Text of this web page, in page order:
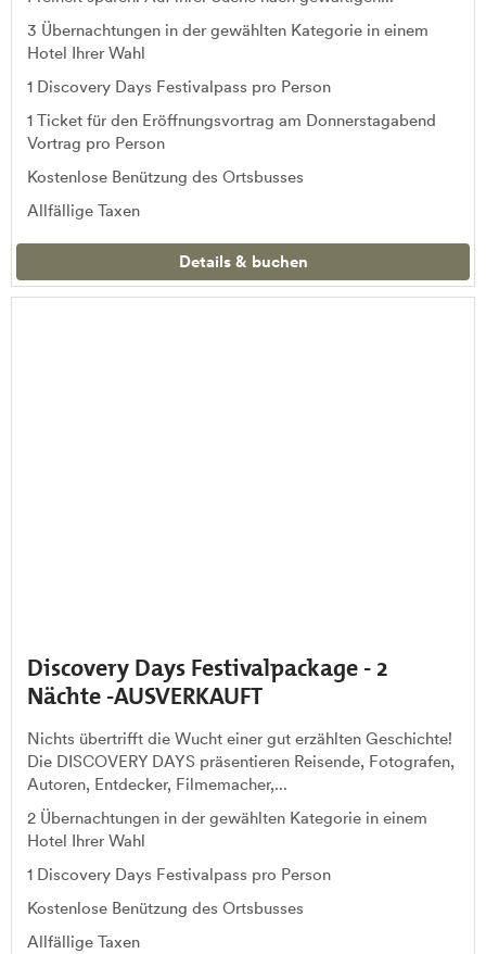
3 Übernachtungen in der gewählten Kategorie in einem
Hotel Ihrer Wahl
1 Discovery Days Festivalpass pro Person
1 Ticket für den Eröffnungsvortrag am Donnerstagabend
Vortrag pro Person
Kostenlose Benützung des Ortsbusses
Allfällige Taxen
Details & buchen
Discovery Days Festivalpackage - 2
Nächte -AUSVERKAUFT
Nichts übertrifft die Wucht einer gut erzählten Geschichte!
Die DISCOVERY DAYS präsentieren Reisende, Fotografen,
Autoren, Entdecker, Filmemacher,...
2 Übernachtungen in der gewählten Kategorie in einem
Hotel Ihrer Wahl
1 Discovery Days Festivalpass pro Person
Kostenlose Benützung des Ortsbusses
Allfällige Taxen